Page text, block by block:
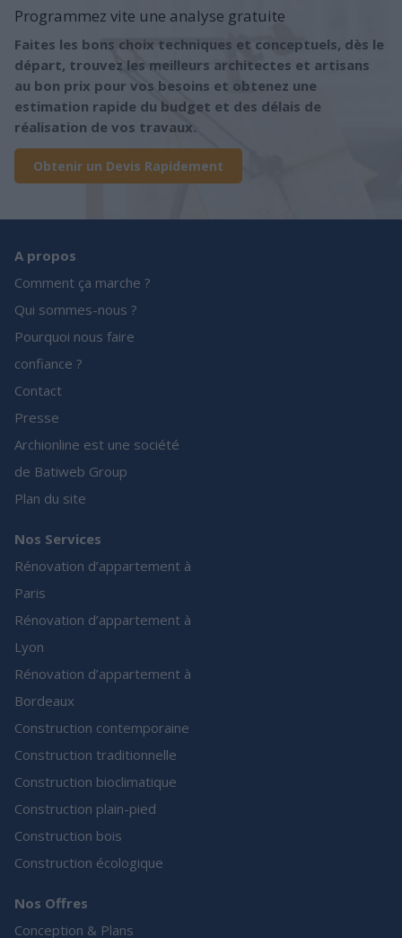
Programmez vite une analyse gratuite
Faites les bons choix techniques et conceptuels, dès le
départ, trouvez les meilleurs architectes et artisans
au bon prix pour vos besoins et obtenez une
estimation rapide du budget et des délais de
réalisation de vos travaux.
Obtenir un Devis Rapidement
A propos
Comment ça marche ?
Qui sommes-nous ?
Pourquoi nous faire
confiance ?
Contact
Presse
Archionline est une société
de Batiweb Group
Plan du site
Nos Services
Rénovation d’appartement à
Paris
Rénovation d’appartement à
Lyon
Rénovation d’appartement à
Bordeaux
Construction contemporaine
Construction traditionnelle
Construction bioclimatique
Construction plain-pied
Construction bois
Construction écologique
Nos Offres
Conception & Plans